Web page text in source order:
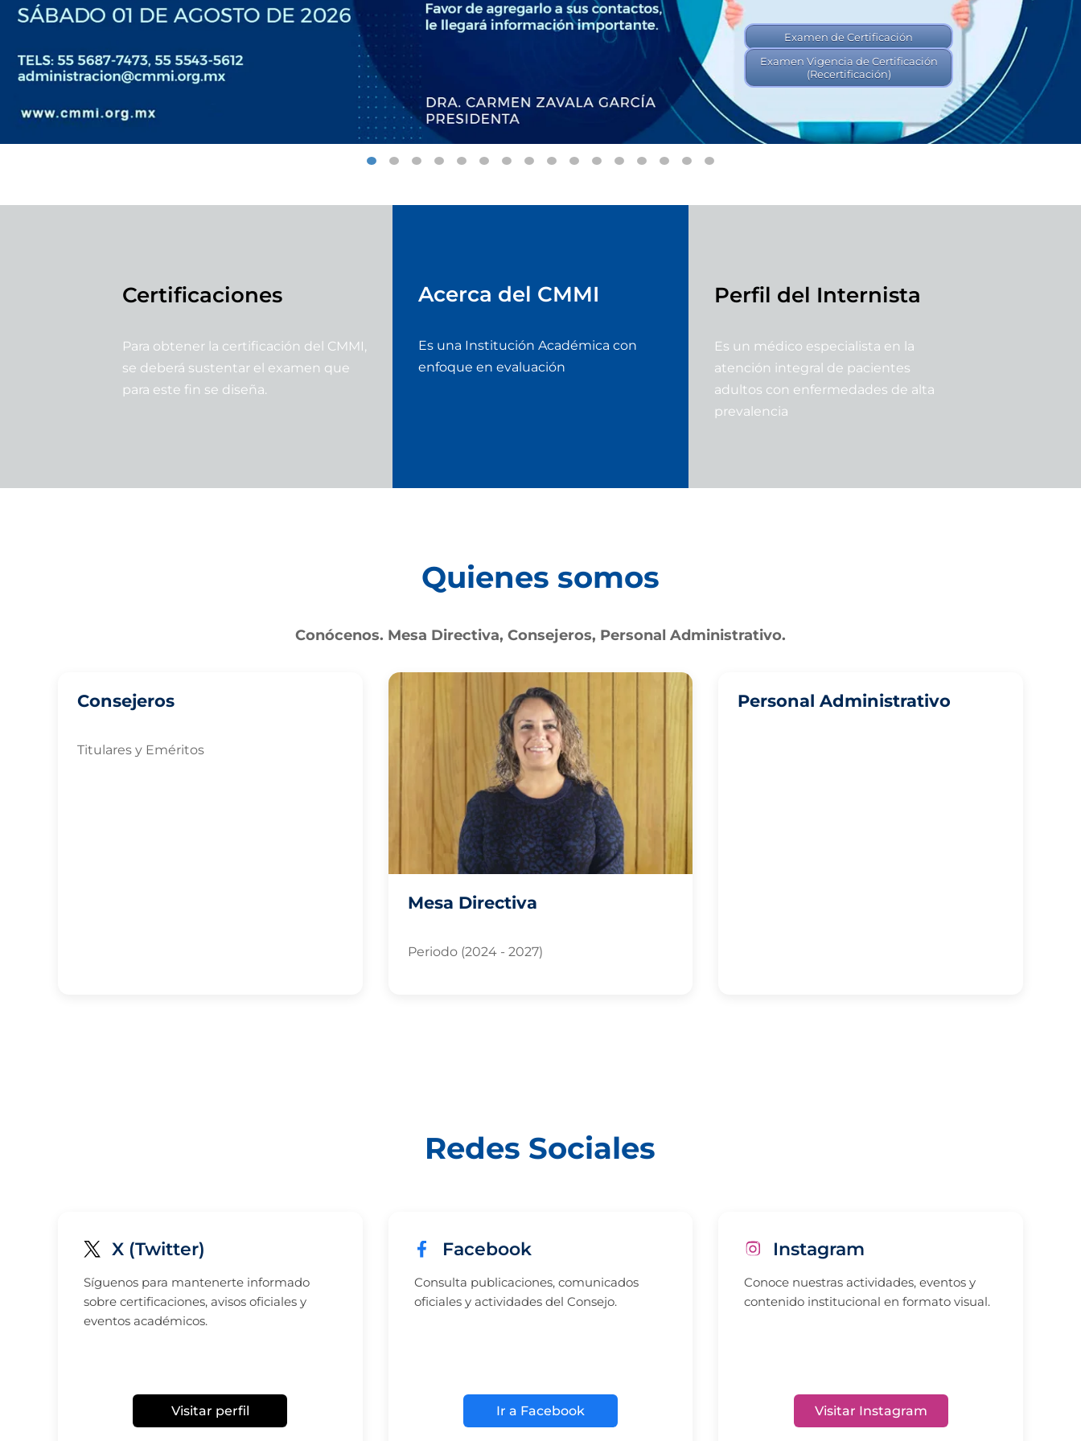
Examen de Certificación
Examen Vigencia de Certificación
(Recertificación)
Certificaciones
Para obtener la certificación del CMMI,
se deberá sustentar el examen que
para este fin se diseña.
Acerca del CMMI
Es una Institución Académica con
enfoque en evaluación
Perfil del Internista
Es un médico especialista en la
atención integral de pacientes
adultos con enfermedades de alta
prevalencia
Quienes somos
Conócenos. Mesa Directiva, Consejeros, Personal Administrativo.
Consejeros
Titulares y Eméritos
Mesa Directiva
Periodo (2024 - 2027)
Personal Administrativo
Redes Sociales
X (Twitter)
Síguenos para mantenerte informado
sobre certificaciones, avisos oficiales y
eventos académicos.
Visitar perfil
Facebook
Consulta publicaciones, comunicados
oficiales y actividades del Consejo.
Ir a Facebook
Instagram
Conoce nuestras actividades, eventos y
contenido institucional en formato visual.
Visitar Instagram